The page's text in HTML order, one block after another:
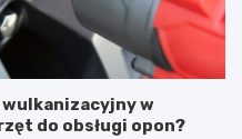
wulkanizacyjny w
do obsługi opon?